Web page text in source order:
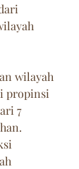
wilayah
propinsi
7